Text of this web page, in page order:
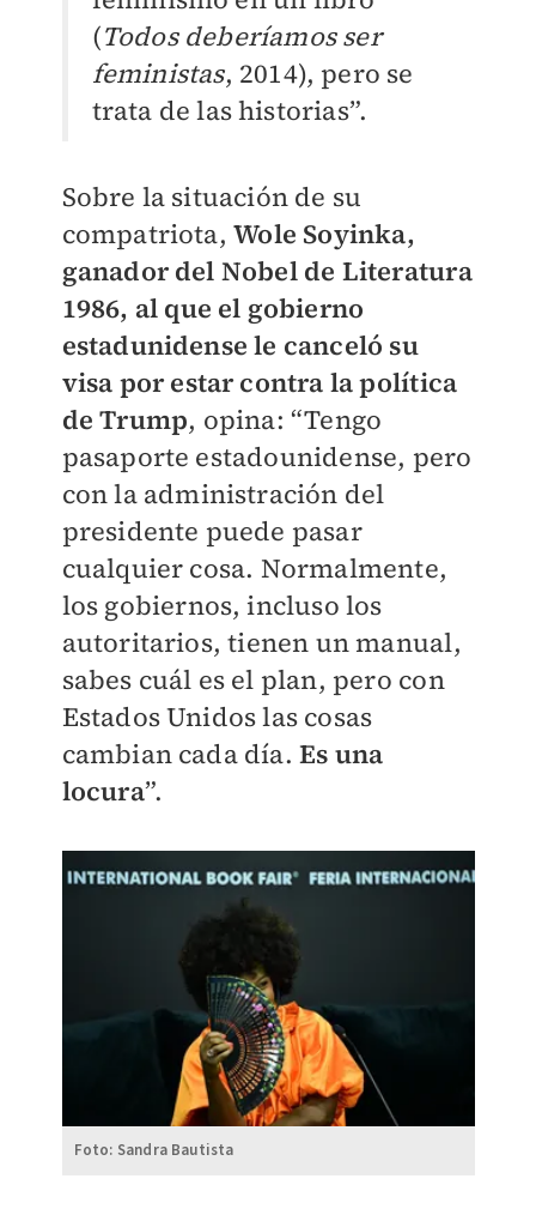
(Todos deberíamos ser
feministas, 2014), pero se
trata de las historias”.
Sobre la situación de su
compatriota,Wole Soyinka,
ganador del Nobel de Literatura
1986, al que el gobierno
estadunidense le canceló su
visa por estar contra la política
de Trump, opina: “Tengo
pasaporte estadounidense, pero
con la administración del
presidente puede pasar
cualquier cosa. Normalmente,
los gobiernos, incluso los
autoritarios, tienen un manual,
sabes cuál es el plan, pero con
Estados Unidos las cosas
cambian cada día.Es una
locura”.
Foto: Sandra Bautista